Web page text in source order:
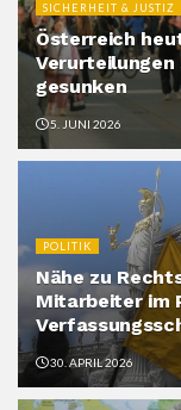
SICHERHEIT & JUSTIZ
Österreich
gesunken
5. JUNI 2026
POLITIK
Nähe zu
Mitarbeiter im
30. APRIL 2026